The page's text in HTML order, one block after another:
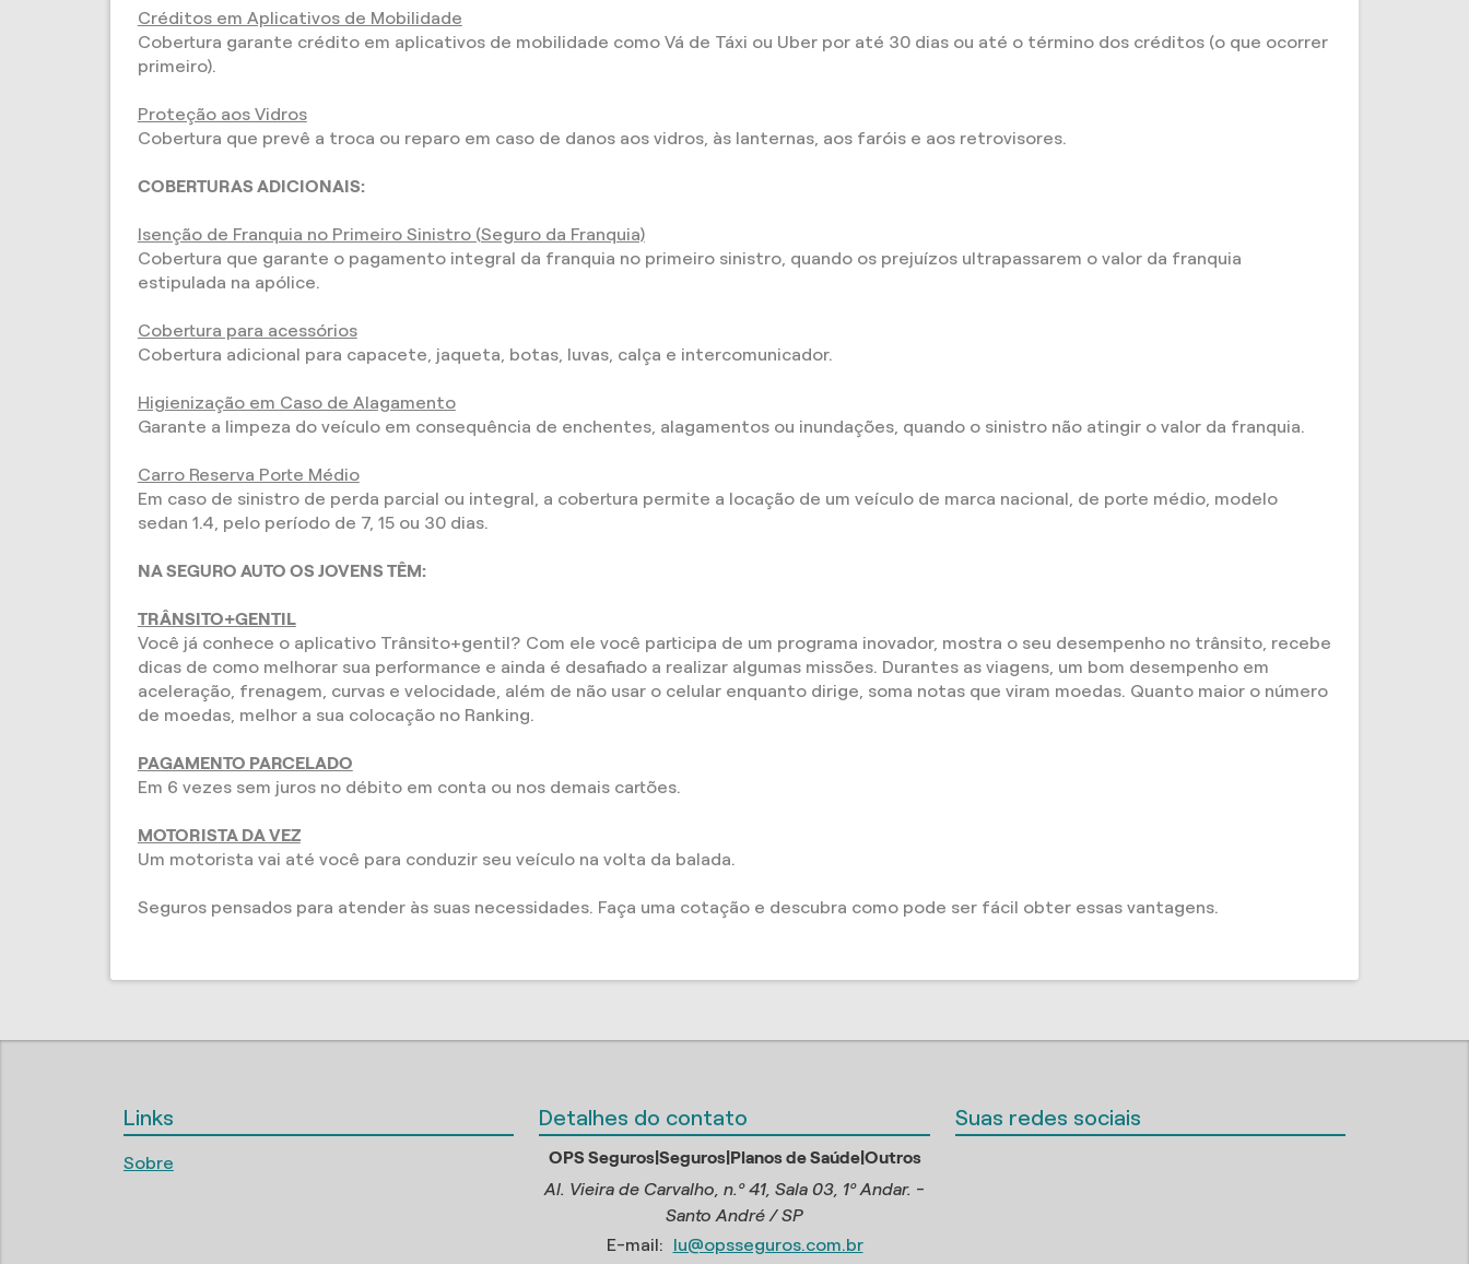
Créditos em Aplicativos de Mobilidade
Cobertura garante crédito em aplicativos de mobilidade como Vá de Táxi ou Uber por até 30 dias ou até o término dos créditos (o que ocorrer
primeiro).
Proteção aos Vidros
Cobertura que prevê a troca ou reparo em caso de danos aos vidros, às lanternas, aos faróis e aos retrovisores.
COBERTURAS ADICIONAIS:
Isenção de Franquia no Primeiro Sinistro (Seguro da Franquia)
Cobertura que garante o pagamento integral da franquia no primeiro sinistro, quando os prejuízos ultrapassarem o valor da franquia
estipulada na apólice.
Cobertura para acessórios
Cobertura adicional para capacete, jaqueta, botas, luvas, calça e intercomunicador.
Higienização em Caso de Alagamento
Garante a limpeza do veículo em consequência de enchentes, alagamentos ou inundações, quando o sinistro não atingir o valor da franquia.
Carro Reserva Porte Médio
Em caso de sinistro de perda parcial ou integral, a cobertura permite a locação de um veículo de marca nacional, de porte médio, modelo
sedan 1.4, pelo período de 7, 15 ou 30 dias.
NA SEGURO AUTO OS JOVENS TÊM:
TRÂNSITO+GENTIL
Você já conhece o aplicativo Trânsito+gentil? Com ele você participa de um programa inovador, mostra o seu desempenho no trânsito, recebe
dicas de como melhorar sua performance e ainda é desafiado a realizar algumas missões. Durantes as viagens, um bom desempenho em
aceleração, frenagem, curvas e velocidade, além de não usar o celular enquanto dirige, soma notas que viram moedas. Quanto maior o número
de moedas, melhor a sua colocação no Ranking.
PAGAMENTO PARCELADO
Em 6 vezes sem juros no débito em conta ou nos demais cartões.
MOTORISTA DA VEZ
Um motorista vai até você para conduzir seu veículo na volta da balada.
Seguros pensados para atender às suas necessidades. Faça uma cotação e descubra como pode ser fácil obter essas vantagens.
Links
Sobre
Detalhes do contato
OPS Seguros|Seguros|Planos de Saúde|Outros
Al. Vieira de Carvalho, n.º 41, Sala 03, 1º Andar. -
Santo André / SP
E-mail:
lu@opsseguros.com.br
Suas redes sociais